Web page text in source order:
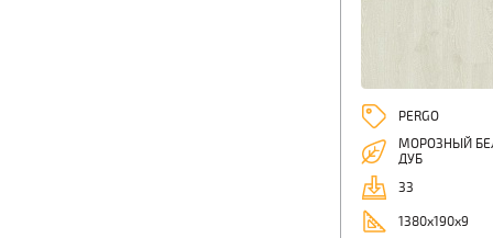
PERGO
МОРОЗНЫЙ
ДУБ
33
1380х190х9